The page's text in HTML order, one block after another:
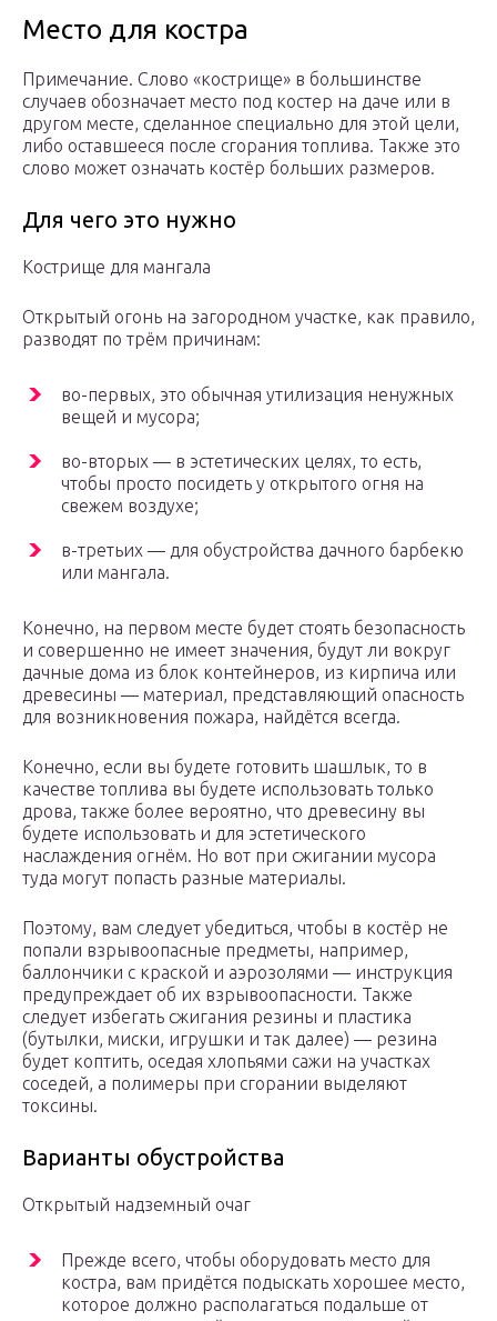
Место для костра
Примечание. Слово «кострище» в большинстве
случаев обозначает место под костер на даче или в
другом месте, сделанное специально для этой цели,
либо оставшееся после сгорания топлива. Также это
слово может означать костёр больших размеров.
Для чего это нужно
Кострище для мангала
Открытый огонь на загородном участке, как правило,
разводят по трём причинам:
во-первых, это обычная утилизация ненужных
вещей и мусора;
во-вторых — в эстетических целях, то есть,
чтобы просто посидеть у открытого огня на
свежем воздухе;
в-третьих — для обустройства дачного барбекю
или мангала.
Конечно, на первом месте будет стоять безопасность
и совершенно не имеет значения, будут ли вокруг
дачные дома из блок контейнеров, из кирпича или
древесины — материал, представляющий опасность
для возникновения пожара, найдётся всегда.
Конечно, если вы будете готовить шашлык, то в
качестве топлива вы будете использовать только
дрова, также более вероятно, что древесину вы
будете использовать и для эстетического
наслаждения огнём. Но вот при сжигании мусора
туда могут попасть разные материалы.
Поэтому, вам следует убедиться, чтобы в костёр не
попали взрывоопасные предметы, например,
баллончики с краской и аэрозолями — инструкция
предупреждает об их взрывоопасности. Также
следует избегать сжигания резины и пластика
(бутылки, миски, игрушки и так далее) — резина
будет коптить, оседая хлопьями сажи на участках
соседей, а полимеры при сгорании выделяют
токсины.
Варианты обустройства
Открытый надземный очаг
Прежде всего, чтобы оборудовать место для
костра, вам придётся подыскать хорошее место,
которое должно располагаться подальше от